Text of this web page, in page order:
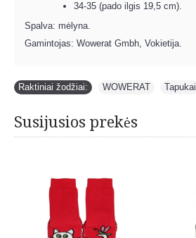
34-35 (pado ilgis 19,5 cm).
Spalva: mėlyna.
Gamintojas: Wowerat Gmbh, Vokietija.
Raktiniai žodžiai: WOWERAT Tapukai
Susijusios prekės